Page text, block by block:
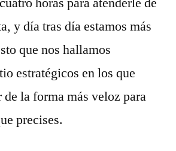
y día tras día estamos más
que nos hallamos
estratégicos en los que
la forma más veloz para
precises.